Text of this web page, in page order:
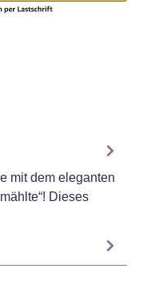
mit dem eleganten
Dieses